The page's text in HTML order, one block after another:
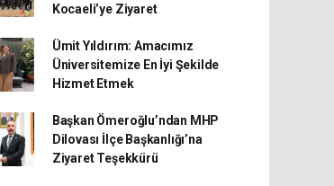
Kocaeli’ye Ziyaret
Ümit Yıldırım: Amacımız
Üniversitemize En İyi Şekilde
Hizmet Etmek
Başkan Ömeroğlu’ndan MHP
Dilovası İlçe Başkanlığı’na
Ziyaret Teşekkürü